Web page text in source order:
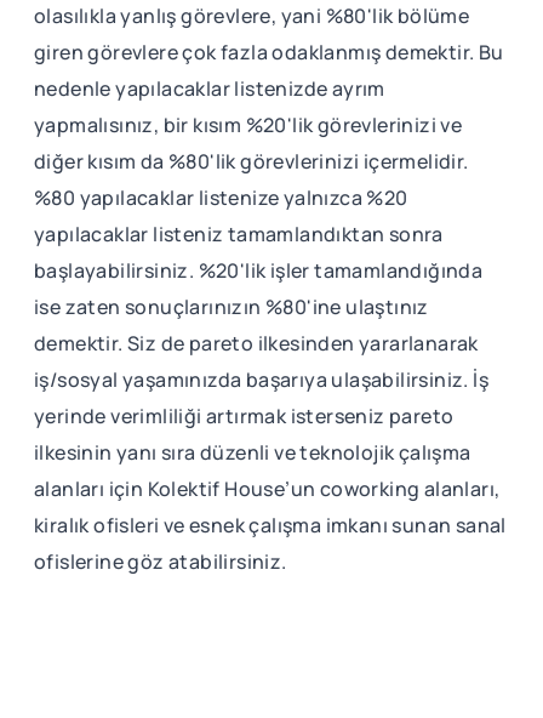
olasılıkla yanlış görevlere, yani %80'lik bölüme
giren görevlere çok fazla odaklanmış demektir. Bu
nedenle yapılacaklar listenizde ayrım
yapmalısınız, bir kısım %20'lik görevlerinizi ve
diğer kısım da %80'lik görevlerinizi içermelidir.
%80 yapılacaklar listenize yalnızca %20
yapılacaklar listeniz tamamlandıktan sonra
başlayabilirsiniz. %20'lik işler tamamlandığında
ise zaten sonuçlarınızın %80'ine ulaştınız
demektir. Siz de pareto ilkesinden yararlanarak
iş/sosyal yaşamınızda başarıya ulaşabilirsiniz. İş
yerinde verimliliği artırmak isterseniz pareto
ilkesinin yanı sıra düzenli ve teknolojik çalışma
alanları için Kolektif House’un coworking alanları,
kiralık ofisleri ve esnek çalışma imkanı sunan sanal
ofislerine göz atabilirsiniz.